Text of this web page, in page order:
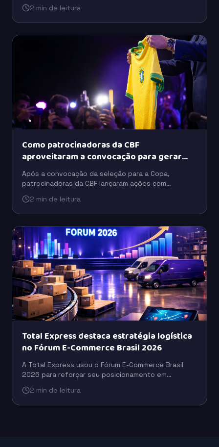
fora da versão inicial do álbum.
2 min de leitura
Como patrocinadoras da CBF
aproveitaram a convocação para gerar
buzz
Após a convocação da seleção para a Copa,
patrocinadoras da CBF lançaram ações com
engajamento do público.
2 min de leitura
Total Express destaca estratégia logística
no Fórum E-Commerce Brasil 2026
A Total Express usou o Fórum E-Commerce Brasil
2026 para reforçar seu posicionamento em
escala e suporte ao varejo digital.
2 min de leitura